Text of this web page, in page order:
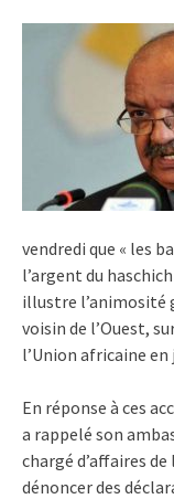
vendredi que « les
l’argent du
illustre l’animosité
voisin de l’Ouest,
l’Union africaine en
En réponse à ces
a rappelé son
chargé d’affaires de
dénoncer des